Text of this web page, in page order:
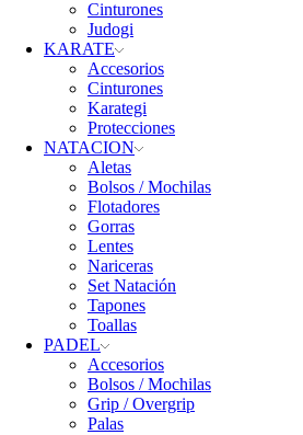
Cinturones
Judogi
KARATE
Accesorios
Cinturones
Karategi
Protecciones
NATACION
Aletas
Bolsos / Mochilas
Flotadores
Gorras
Lentes
Nariceras
Set Natación
Tapones
Toallas
PADEL
Accesorios
Bolsos / Mochilas
Grip / Overgrip
Palas